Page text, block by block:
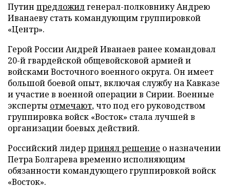
Путин предложилгенерал-полковнику Андрею
Иванаеву стать командующим группировкой
«Центр».
Герой России Андрей Иванаев ранее командовал
20-й гвардейской общевойсковой армией и
войсками Восточного военного округа. Он имеет
большой боевой опыт, включая службу на Кавказе
и участие в военной операции в Сирии. Военные
эксперты отмечают, что под его руководством
группировка войск «Восток» стала лучшей в
организации боевых действий.
Российский лидерпринял решение о назначении
Петра Болгарева временно исполняющим
обязанности командующего группировкой войск
«Восток».